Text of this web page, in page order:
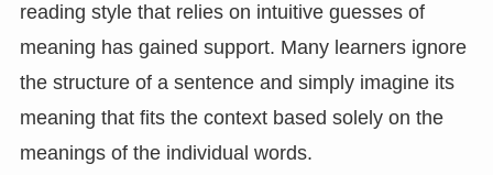
reading style that relies on intuitive guesses of
meaning has gained support. Many learners ignore
the structure of a sentence and simply imagine its
meaning that fits the context based solely on the
meanings of the individual words.